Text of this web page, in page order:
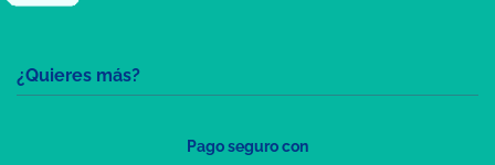
¿Quieres más?
Pago seguro con